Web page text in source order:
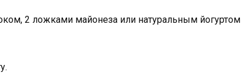
2 ложками майонеза или натуральным йогуртом